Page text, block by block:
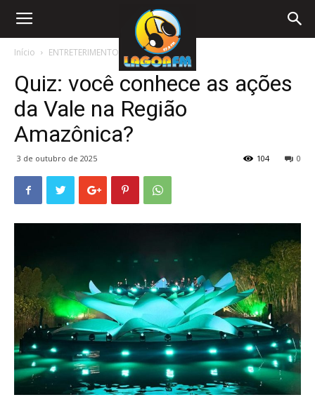
Início ENTRETERIMENTO
Quiz: você conhece as ações
da Vale na Região
Amazônica?
3 de outubro de 2025 0
104